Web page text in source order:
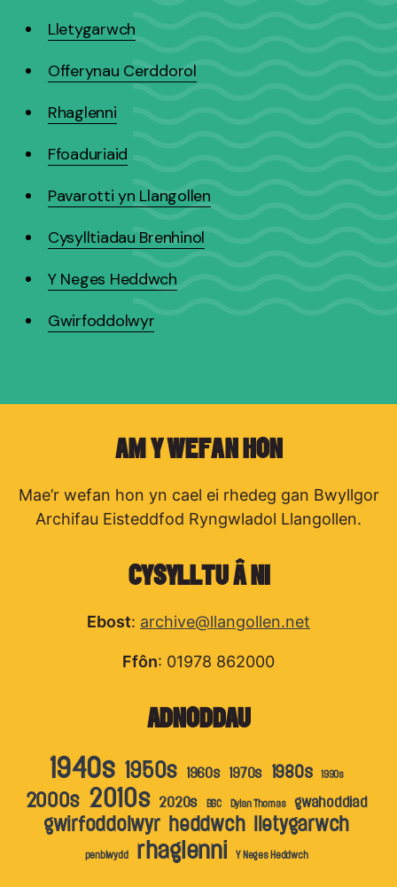
Lletygarwch
Offerynau Cerddorol
Rhaglenni
Ffoaduriaid
Pavarotti yn Llangollen
Cysylltiadau Brenhinol
Y Neges Heddwch
Gwirfoddolwyr
AM Y WEFAN HON
Mae’r wefan hon yn cael ei rhedeg gan Bwyllgor
Archifau Eisteddfod Ryngwladol Llangollen.
CYSYLLTU Â NI
Ebost: archive@llangollen.net
Ffôn: 01978 862000
ADNODDAU
1940s 1950s 1960s 1970s 1980s 1990s
2000s 2010s 2020s BBC Dylan Thomas gwahoddiad
gwirfoddolwyr heddwch lletygarwch
penblwydd rhaglenni Y Neges Heddwch